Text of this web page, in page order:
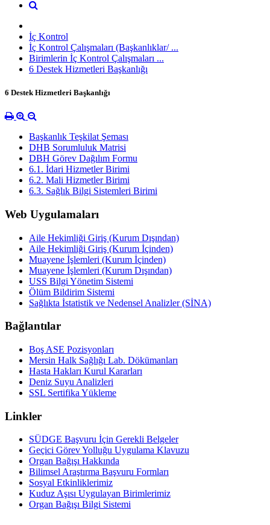
İç Kontrol
İç Kontrol Çalışmaları (Başkanlıklar/ ...
Birimlerin İç Kontrol Çalışmaları ...
6 Destek Hizmetleri Başkanlığı
6 Destek Hizmetleri Başkanlığı
Başkanlık Teşkilat Şeması
DHB Sorumluluk Matrisi
DBH Görev Dağılım Formu
6.1. İdari Hizmetler Birimi
6.2. Mali Hizmetler Birimi
6.3. Sağlık Bilgi Sistemleri Birimi
Web Uygulamaları
Aile Hekimliği Giriş (Kurum Dışından)
Aile Hekimliği Giriş (Kurum İçinden)
Muayene İşlemleri (Kurum İçinden)
Muayene İşlemleri (Kurum Dışından)
USS Bilgi Yönetim Sistemi
Ölüm Bildirim Sistemi
Sağlıkta İstatistik ve Nedensel Analizler (SİNA)
Bağlantılar
Boş ASE Pozisyonları
Mersin Halk Sağlığı Lab. Dökümanları
Hasta Hakları Kurul Kararları
Deniz Suyu Analizleri
SSL Sertifika Yükleme
Linkler
SÜDGE Başvuru İçin Gerekli Belgeler
Geçici Görev Yolluğu Uygulama Klavuzu
Organ Bağışı Hakkında
Bilimsel Araştırma Başvuru Formları
Sosyal Etkinliklerimiz
Kuduz Aşısı Uygulayan Birimlerimiz
Organ Bağışı Bilgi Sistemi